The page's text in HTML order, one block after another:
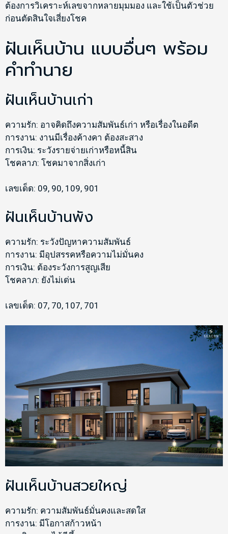
ต้องการวิเคราะห์เลขจากหลายมุมมอง และใช้เป็นตัวช่วย
ก่อนตัดสินใจเสี่ยงโชค
ฝันเห็นบ้าน แบบอื่นๆ พร้อม
คำทำนาย
ฝันเห็นบ้านเก่า
ความรัก: อาจคิดถึงความสัมพันธ์เก่า หรือเรื่องในอดีต
การงาน: งานมีเรื่องค้างคา ต้องสะสาง
การเงิน: ระวังรายจ่ายเก่าหรือหนี้สิน
โชคลาภ: โชคมาจากสิ่งเก่า
เลขเด็ด: 09, 90, 109, 901
ฝันเห็นบ้านพัง
ความรัก: ระวังปัญหาความสัมพันธ์
การงาน: มีอุปสรรคหรือความไม่มั่นคง
การเงิน: ต้องระวังการสูญเสีย
โชคลาภ: ยังไม่เด่น
เลขเด็ด: 07, 70, 107, 701
ฝันเห็นบ้านสวยใหญ่
ความรัก: ความสัมพันธ์มั่นคงและสดใส
การงาน: มีโอกาสก้าวหน้า